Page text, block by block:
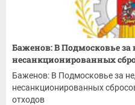
Баженов: В Подмосковье
несанкционированных
Баженов: В Подмосковье за
несанкционированных
отходов